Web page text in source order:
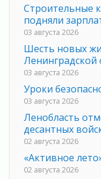
Строительные
подняли
03 августа 2026
Шесть новых
Ленинградской
03 августа 2026
Уроки
03 августа 2026
Ленобласть
десантных
02 августа 2026
«Активное
02 августа 2026